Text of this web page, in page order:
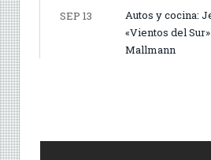
SEP 13
Autos y cocina:
«Vientos del
Mallmann